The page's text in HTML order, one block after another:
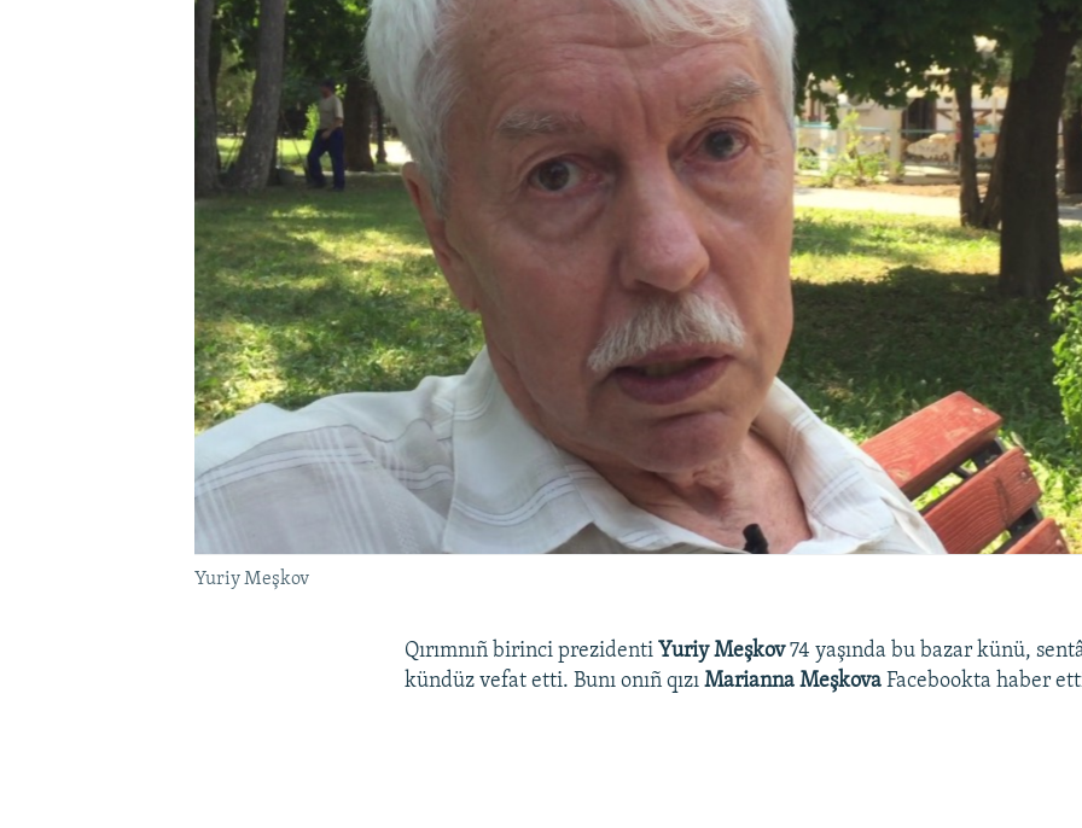
Yuriy Meşkov
Qırımnıñ birinci prezidenti Yuriy Meşkov74 yaşında bu bazar künü,
kündüz vefat etti. Bunı onıñ qızıMarianna MeşkovaFacebookta haber